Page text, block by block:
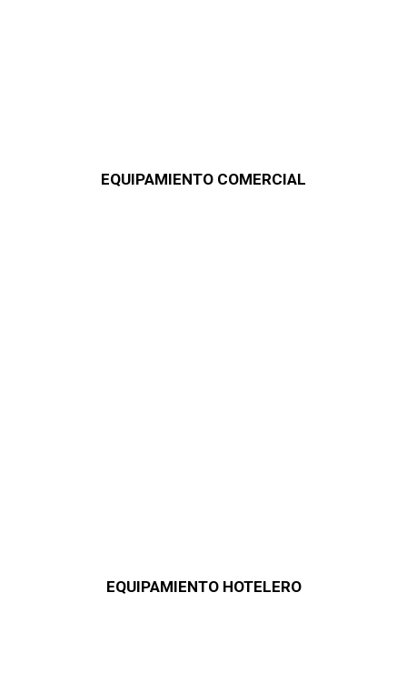
EQUIPAMIENTO COMERCIAL
EQUIPAMIENTO HOTELERO